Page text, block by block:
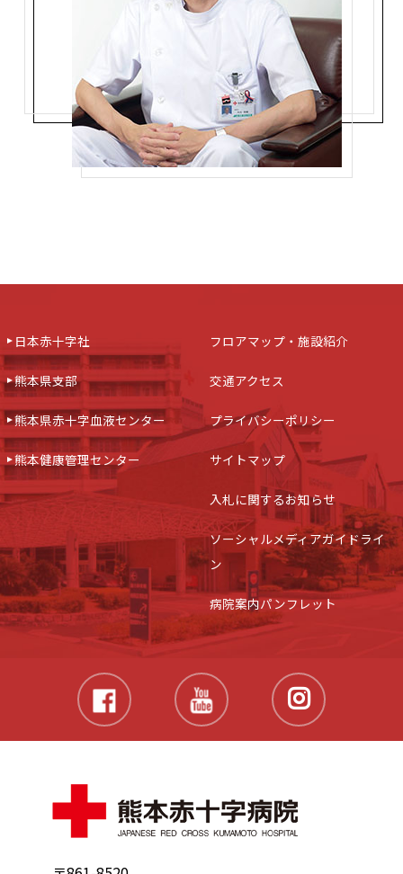
日本赤十字社
熊本県支部
熊本県赤十字血液センター
熊本健康管理センター
フロアマップ・施設紹介
交通アクセス
プライバシーポリシー
サイトマップ
入札に関するお知らせ
ソーシャルメディアガイドライ
ン
病院案内パンフレット